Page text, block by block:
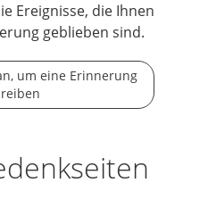
Ereignisse, die Ihnen
geblieben sind.
um eine Erinnerung